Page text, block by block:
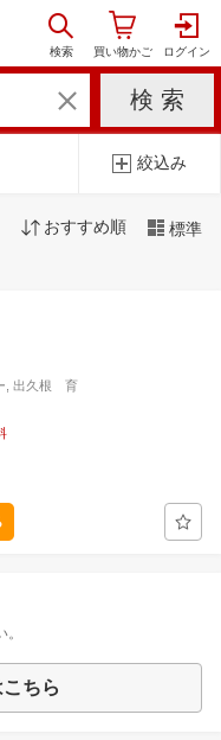
絞込み
おすすめ順 標準
, 出久根 育
ちら